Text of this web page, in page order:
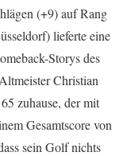
(+9) auf Rang
lieferte eine
Storys des
Christian
zuhause, der mit
Gesamtscore von
sein Golf nichts